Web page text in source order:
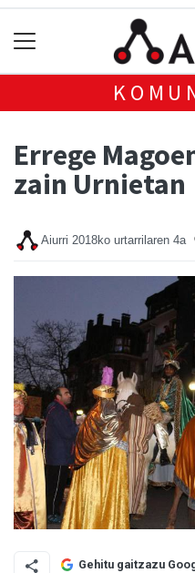
Errege
zain Urnietan
Aiurri 2018ko urtarrilaren 4a
Gehitu gaitzazu